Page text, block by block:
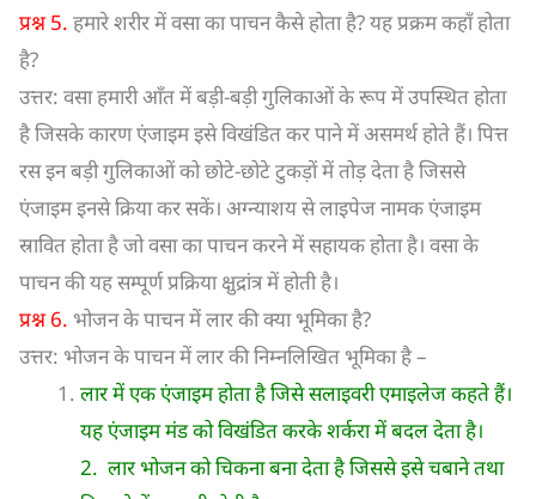
प्रश्न 5. हमारे शरीर में वसा का पाचन कैसे होता है? यह प्रक्रम कहाँ होता
है?
उत्तर: वसा हमारी आँत में बड़ी-बड़ी गुलिकाओं के रूप में उपस्थित होता
है जिसके कारण एंजाइम इसे विखंडित कर पाने में असमर्थ होते हैं। पित्त
रस इन बड़ी गुलिकाओं को छोटे-छोटे टुकड़ों में तोड़ देता है जिससे
एंजाइम इनसे क्रिया कर सकें। अग्न्याशय से लाइपेज नामक एंजाइम
स्रावित होता है जो वसा का पाचन करने में सहायक होता है। वसा के
पाचन की यह सम्पूर्ण प्रक्रिया क्षुद्रांत्र में होती है।
प्रश्न 6. भोजन के पाचन में लार की क्या भूमिका है?
उत्तर: भोजन के पाचन में लार की निम्नलिखित भूमिका है –
लार में एक एंजाइम होता है जिसे सलाइवरी एमाइलेज कहते हैं।
यह एंजाइम मंड को विखंडित करके शर्करा में बदल देता है।
2. लार भोजन को चिकना बना देता है जिससे इसे चबाने तथा